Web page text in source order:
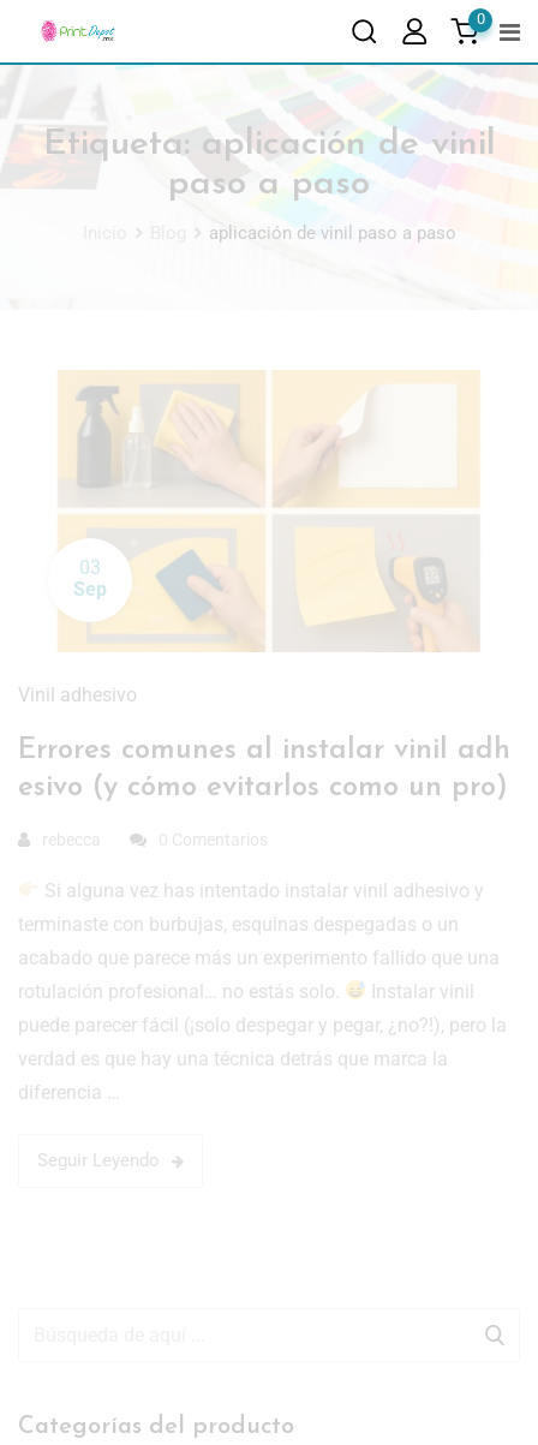
0
Etiqueta: aplicación de vinil
paso a paso
aplicación de vinil paso a paso
03
Sep
Vinil adhesivo
Errores comunes al instalar vinil adh
esivo (y cómo evitarlos como un pro)
rebecca 0 Comentarios
Si alguna vez has intentado instalar vinil adhesivo y
terminaste con burbujas, esquinas despegadas o un
acabado que parece más un experimento fallido que una
rotulación profesional… no estás solo.
Instalar vinil
puede parecer fácil (¡solo despegar y pegar, ¿no?!), pero la
verdad es que hay una técnica detrás que marca la
diferencia …
Seguir Leyendo
Categorías del producto